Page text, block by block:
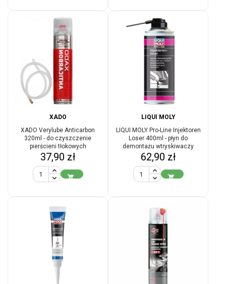
XADO
XADO Verylube Anticarbon
320ml - do czyszczenie
pierścieni tłokowych
Cena
37,90 zł

LIQUI MOLY
LIQUI MOLY Pro-Line Injektoren
Loser 400ml - płyn do
demontażu wtryskiwaczy
Cena
62,90 zł
